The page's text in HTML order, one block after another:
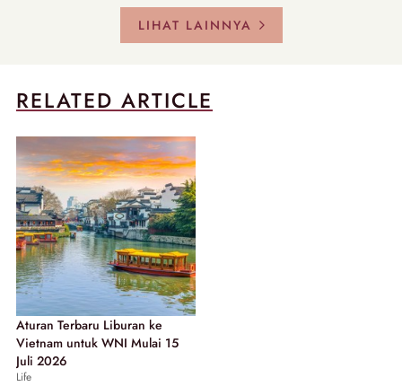
LIHAT LAINNYA
RELATED ARTICLE
Aturan Terbaru Liburan ke
Vietnam untuk WNI Mulai 15
Juli 2026
Life